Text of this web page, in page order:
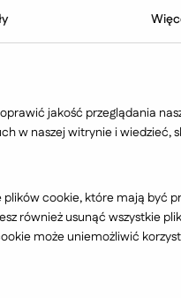
Coraz więcej
jakość przeglądania
w naszej witrynie i wiedzieć,
cookie, które mają być
również usunąć wszystkie
może uniemożliwić